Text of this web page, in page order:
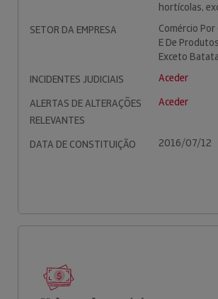
hortícolas,
SETOR DA EMPRESA
Comércio
E De
Exceto Batata
INCIDENTES JUDICIAIS
Aceder
ALERTAS DE ALTERAÇÕES
RELEVANTES
Aceder
DATA DE CONSTITUIÇÃO 2016/07/12